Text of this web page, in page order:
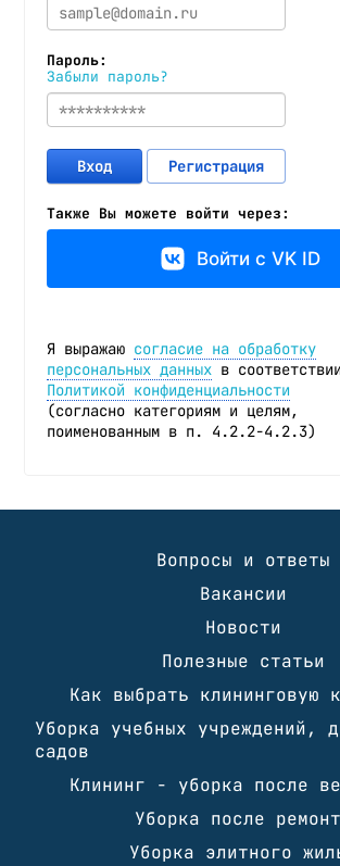
Пароль:
Забыли пароль?
Регистрация
Вход
Также Вы можете войти через:
Войти с VK ID
Я выражаю согласие на обработку
персональных данных в
Политикой конфиденциальности
(согласно категориям и целям,
поименованным в п. 4.2.2-4.2.3)
Вопросы и ответы
Вакансии
Новости
Полезные статьи
Как выбрать клининговую
Уборка учебных учреждений,
садов
Клининг - уборка после
Уборка после
Уборка элитного